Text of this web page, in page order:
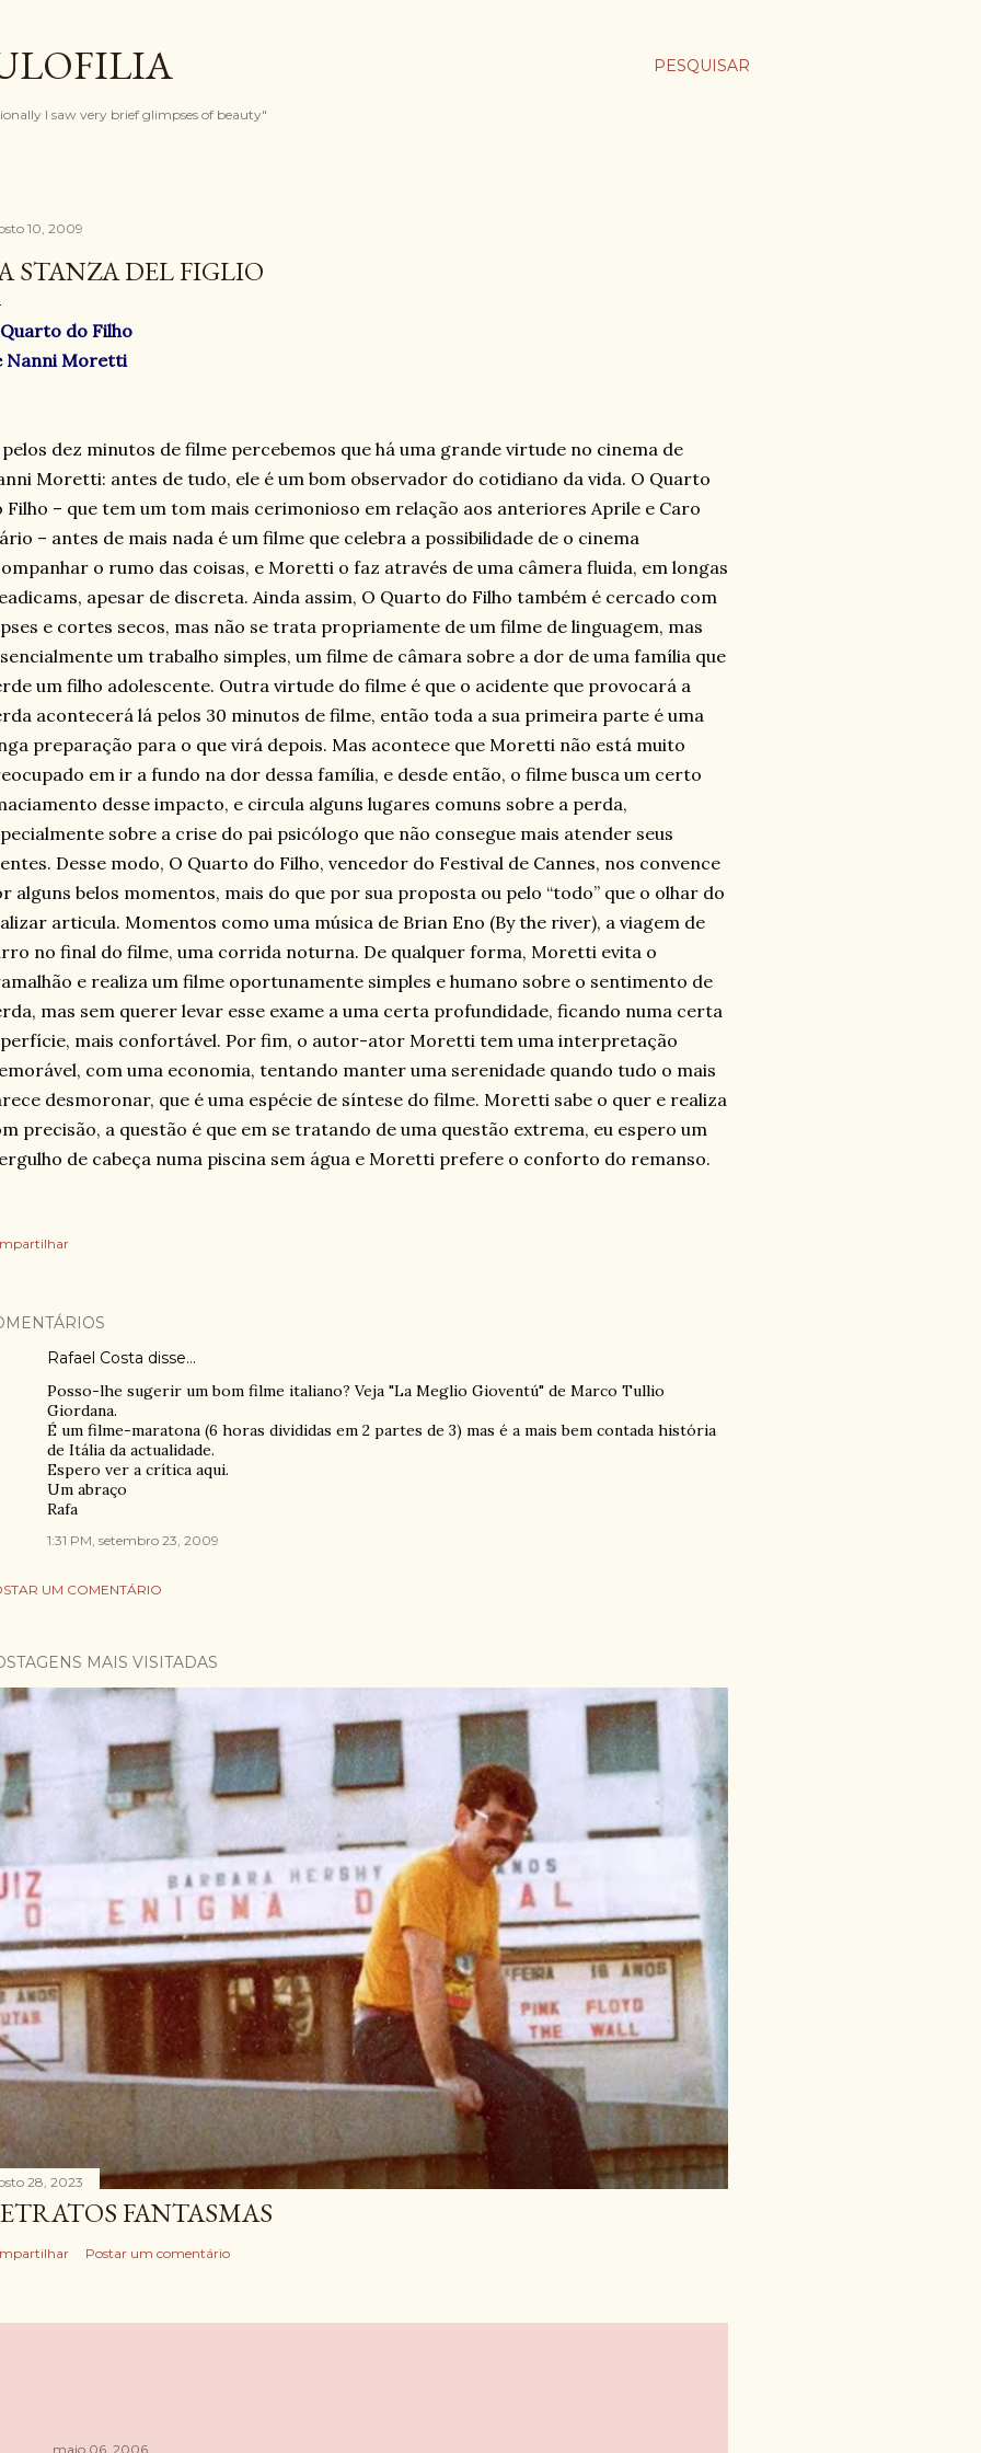
PESQUISAR
I saw very brief glimpses of beauty"
10, 2009
STANZA DEL FIGLIO
do Filho
Nanni Moretti
pelos dez minutos de filme percebemos que há uma grande virtude no cinema de
Moretti: antes de tudo, ele é um bom observador do cotidiano da vida. O Quarto
Filho – que tem um tom mais cerimonioso em relação aos anteriores Aprile e Caro
– antes de mais nada é um filme que celebra a possibilidade de o cinema
o rumo das coisas, e Moretti o faz através de uma câmera fluida, em longas
apesar de discreta. Ainda assim, O Quarto do Filho também é cercado com
e cortes secos, mas não se trata propriamente de um filme de linguagem, mas
um trabalho simples, um filme de câmara sobre a dor de uma família que
um filho adolescente. Outra virtude do filme é que o acidente que provocará a
acontecerá lá pelos 30 minutos de filme, então toda a sua primeira parte é uma
preparação para o que virá depois. Mas acontece que Moretti não está muito
em ir a fundo na dor dessa família, e desde então, o filme busca um certo
desse impacto, e circula alguns lugares comuns sobre a perda,
sobre a crise do pai psicólogo que não consegue mais atender seus
Desse modo, O Quarto do Filho, vencedor do Festival de Cannes, nos convence
alguns belos momentos, mais do que por sua proposta ou pelo “todo” que o olhar do
articula. Momentos como uma música de Brian Eno (By the river), a viagem de
no final do filme, uma corrida noturna. De qualquer forma, Moretti evita o
e realiza um filme oportunamente simples e humano sobre o sentimento de
mas sem querer levar esse exame a uma certa profundidade, ficando numa certa
mais confortável. Por fim, o autor-ator Moretti tem uma interpretação
com uma economia, tentando manter uma serenidade quando tudo o mais
desmoronar, que é uma espécie de síntese do filme. Moretti sabe o quer e realiza
precisão, a questão é que em se tratando de uma questão extrema, eu espero um
de cabeça numa piscina sem água e Moretti prefere o conforto do remanso.
Rafael Costa disse…
Posso-lhe sugerir um bom filme italiano? Veja "La Meglio Gioventú" de Marco Tullio
Giordana.
É um filme-maratona (6 horas divididas em 2 partes de 3) mas é a mais bem contada história
de Itália da actualidade.
Espero ver a crítica aqui.
Um abraço
Rafa
1:31 PM, setembro 23, 2009
UM COMENTÁRIO
MAIS VISITADAS
28, 2023
FANTASMAS
Postar um comentário
maio 06, 2006